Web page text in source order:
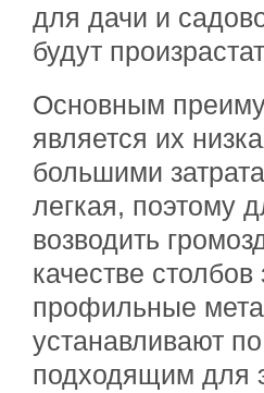
для дачи и
будут
Основным
является их
большими
легкая, поэтому
возводить
качестве
профильные
устанавливают
подходящим для